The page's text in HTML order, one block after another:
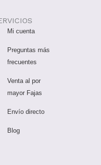
e
s
t
Mi cuenta
Preguntas más
frecuentes
Venta al por
mayor Fajas
Envío directo
Blog